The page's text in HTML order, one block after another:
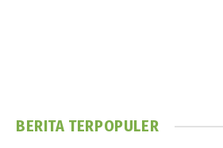
BERITA TERPOPULER